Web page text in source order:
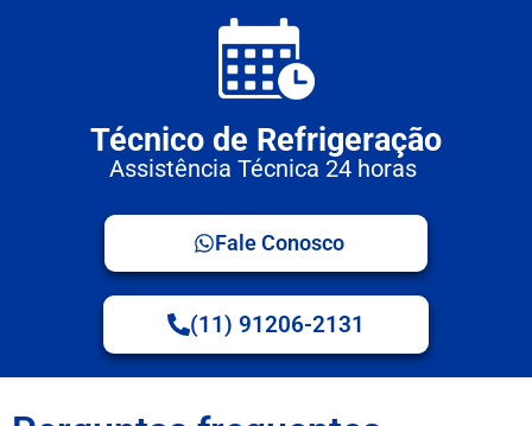
Técnico de Refrigeração
Assistência Técnica 24 horas
Fale Conosco
(11) 91206-2131